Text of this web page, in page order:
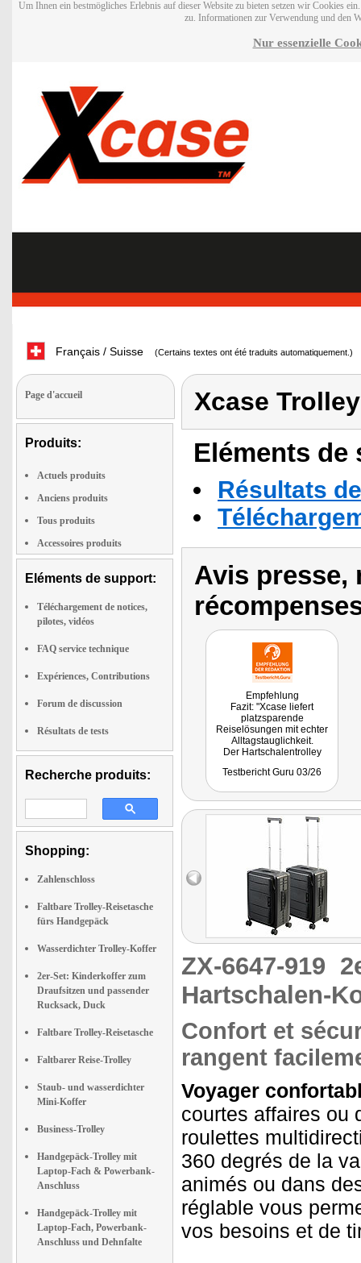
Um Ihnen ein bestmögliches Erlebnis auf dieser Website zu bieten setzen wir Cookies
zu. Informationen zur Verwendung und den
Nur essenzielle
Français / Suisse (Certains textes ont été traduits automatiquement.)
Page d'accueil
Produits:
Actuels produits
Anciens produits
Tous produits
Accessoires produits
Eléments de support:
Téléchargement de notices,
pilotes, vidéos
FAQ service technique
Expériences, Contributions
Forum de discussion
Résultats de tests
Recherche produits:
Shopping:
Zahlenschloss
Faltbare Trolley-Reisetasche
fürs Handgepäck
Wasserdichter Trolley-Koffer
2er-Set: Kinderkoffer zum
Draufsitzen und passender
Rucksack, Duck
Faltbare Trolley-Reisetasche
Faltbarer Reise-Trolley
Staub- und wasserdichter
Mini-Koffer
Business-Trolley
Handgepäck-Trolley mit
Laptop-Fach & Powerbank-
Anschluss
Handgepäck-Trolley mit
Laptop-Fach, Powerbank-
Anschluss und Dehnfalte
Xcase
Eléments
Résultats
Avis presse,
Empfehlung
Fazit: "Xcase liefert
platzsparende
Reiselösungen mit echter
Alltagstauglichkeit.
Der Hartschalentrolley
Hardcase Koffer mit Schloss
Verstau-Logik, die man
nach der Reise wirklich zu
Testbericht Guru 03/26
ZX-6647-919
Hartschalen-
Confort et
rangent
Voyager
courtes affaires ou
roulettes
360 degrés de la
animés ou dans
réglable vous
vos besoins et de